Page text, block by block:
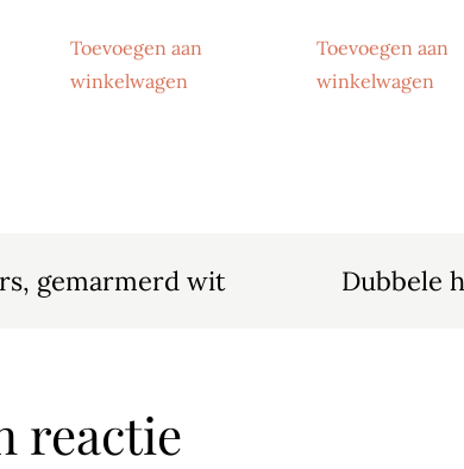
was:
€ 45,95.
is:
€ 39,95.
Toevoegen aan
winkelwagen
Toevoegen aan
winkelwagen
gemarmerd wit Dubbele
reactie